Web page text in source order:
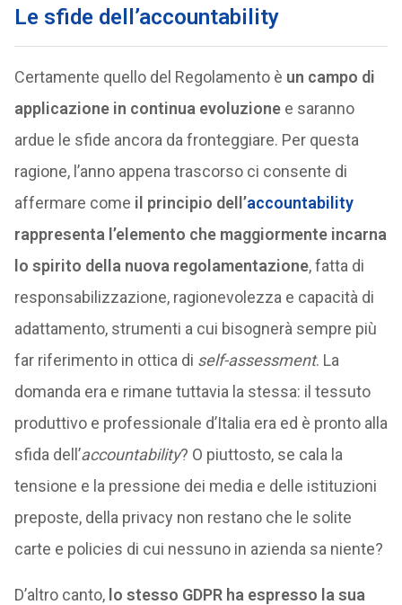
Le sfide dell’accountability
Certamente quello del Regolamento è un campo di
applicazione in continua evoluzionee saranno
ardue le sfide ancora da fronteggiare. Per questa
ragione, l’anno appena trascorso ci consente di
affermare come il principio dell’accountability
rappresenta l’elemento che maggiormente incarna
lo spirito della nuova regolamentazione, fatta di
responsabilizzazione, ragionevolezza e capacità di
adattamento, strumenti a cui bisognerà sempre più
far riferimento in ottica di self-assessment. La
domanda era e rimane tuttavia la stessa: il tessuto
produttivo e professionale d’Italia era ed è pronto alla
sfida dell’accountability? O piuttosto, se cala la
tensione e la pressione dei media e delle istituzioni
preposte, della privacy non restano che le solite
carte e policies di cui nessuno in azienda sa niente?
D’altro canto, lo stesso GDPR ha espresso la sua